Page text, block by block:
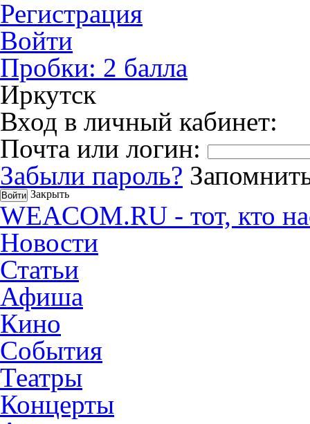
Регистрация
Войти
Пробки: 2 балла
Иркутск
Вход в личный кабинет:
Почта или логин:
Забыли пароль?
Закрыть
WEACOM.RU - тот, кто
Новости
Статьи
Афиша
Кино
События
Театры
Концерты